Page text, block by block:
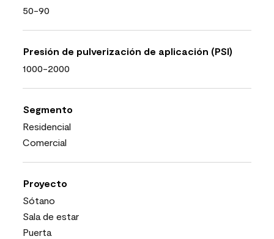
50-90
Presión de pulverización de aplicación (PSI)
1000-2000
Segmento
Residencial
Comercial
Proyecto
Sótano
Sala de estar
Puerta